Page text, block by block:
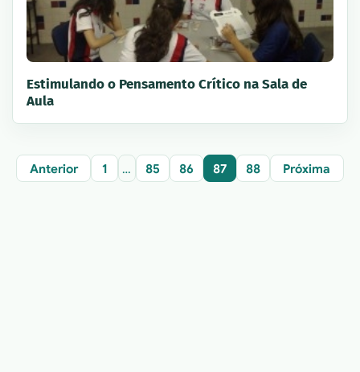
Estimulando o Pensamento Crítico na Sala de
Aula
Anterior 1 … 85 86 87 88 Próxima